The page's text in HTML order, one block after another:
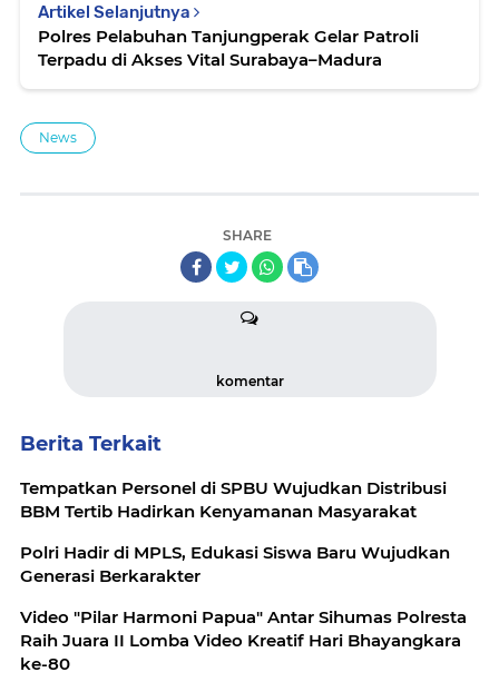
Artikel Selanjutnya
Polres Pelabuhan Tanjungperak Gelar Patroli
Terpadu di Akses Vital Surabaya–Madura
News
SHARE
komentar
Berita Terkait
‎Tempatkan Personel di SPBU Wujudkan Distribusi
BBM Tertib Hadirkan Kenyamanan Masyarakat
Polri Hadir di MPLS, Edukasi Siswa Baru Wujudkan
Generasi Berkarakter
Video "Pilar Harmoni Papua" Antar Sihumas Polresta
Raih Juara II Lomba Video Kreatif Hari Bhayangkara
ke-80